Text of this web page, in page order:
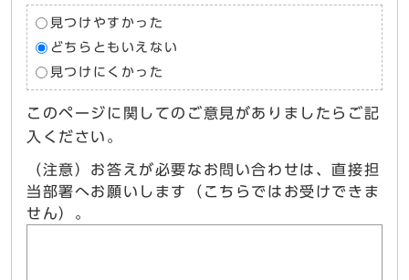
見つけやすかった
どちらともいえない
見つけにくかった
このページに関してのご意見がありましたらご記
入ください。
（注意）お答えが必要なお問い合わせは、直接担
当部署へお願いします（こちらではお受けできま
せん）。